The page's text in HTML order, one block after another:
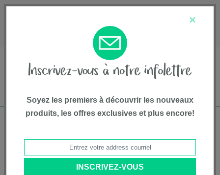
1-800-667-8184
de 75$*
×
Soyez les premiers à découvrir les nouveaux
produits, les offres exclusives et plus encore!